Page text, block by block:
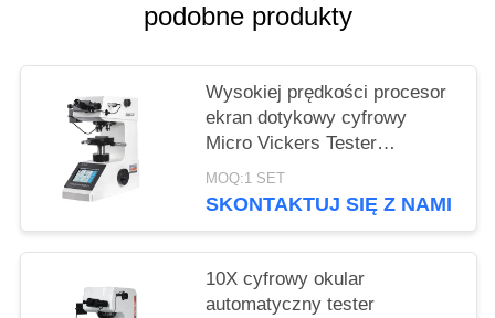
podobne produkty
Wysokiej prędkości procesor
ekran dotykowy cyfrowy
Micro Vickers Tester
twardości HVS-1000Z
MOQ:1 SET
SKONTAKTUJ SIĘ Z NAMI
10X cyfrowy okular
automatyczny tester